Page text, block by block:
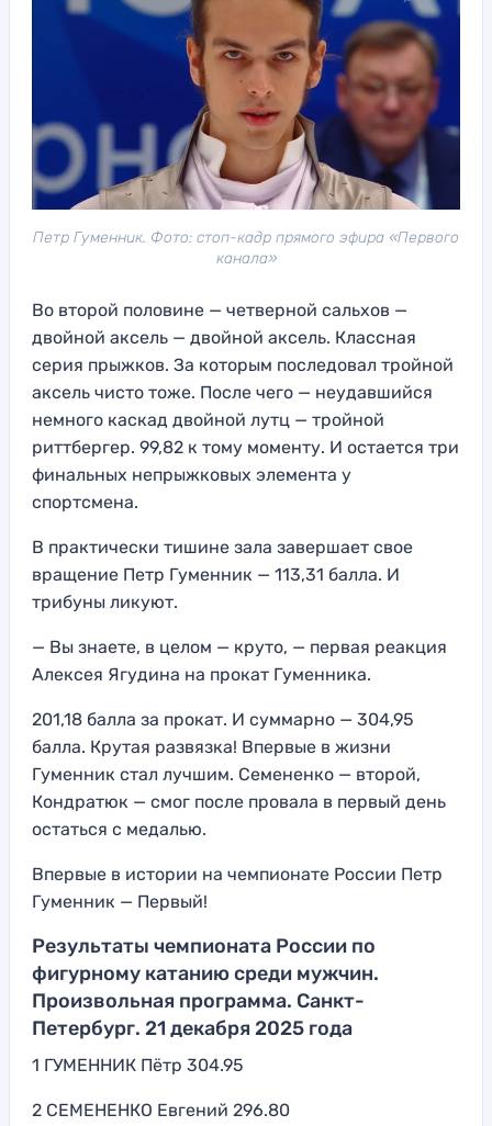
Петр Гуменник. Фото: стоп-кадр прямого эфира «Первого
канала»
Во второй половине — четверной сальхов —
двойной аксель — двойной аксель. Классная
серия прыжков. За которым последовал тройной
аксель чисто тоже. После чего — неудавшийся
немного каскад двойной лутц — тройной
риттбергер. 99,82 к тому моменту. И остается три
финальных непрыжковых элемента у
спортсмена.
В практически тишине зала завершает свое
вращение Петр Гуменник — 113,31 балла. И
трибуны ликуют.
— Вы знаете, в целом — круто, — первая реакция
Алексея Ягудина на прокат Гуменника.
201,18 балла за прокат. И суммарно — 304,95
балла. Крутая развязка! Впервые в жизни
Гуменник стал лучшим. Семененко — второй,
Кондратюк — смог после провала в первый день
остаться с медалью.
Впервые в истории на чемпионате России Петр
Гуменник — Первый!
Результаты чемпионата России по
фигурному катанию среди мужчин.
Произвольная программа. Санкт-
Петербург. 21 декабря 2025 года
1 ГУМЕННИК Пётр 304.95
2 СЕМЕНЕНКО Евгений 296.80